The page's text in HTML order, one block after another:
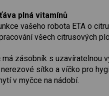
plná vitamínů
vašeho robota ETA o
všech citrusových
má zásobník s uzavíratelnou
sítko a víčko pro
v myčce na nádobí.